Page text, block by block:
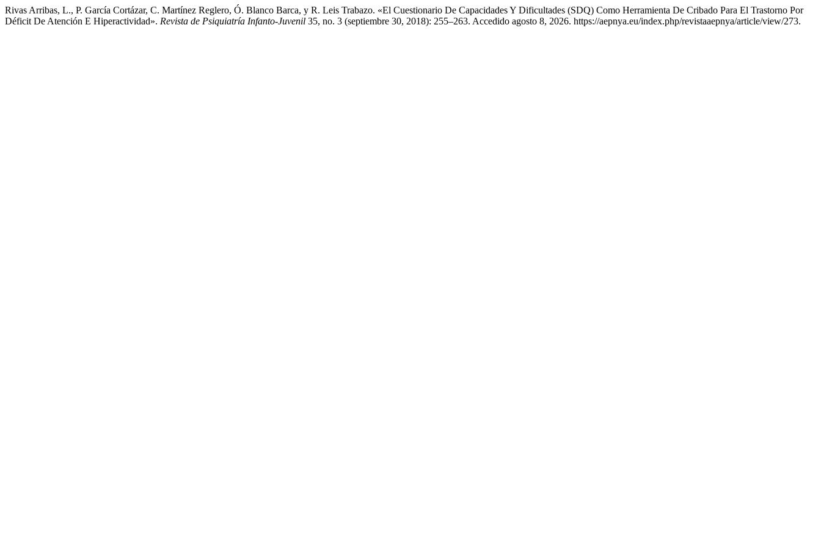
Rivas Arribas, L., P. García Cortázar, C. Martínez Reglero, Ó. Blanco Barca, y R. Leis Trabazo. «El Cuestionario De Capacidades Y Dificultades (SDQ) Como Herramienta De Cribado Para El Trastorno Por
Déficit De Atención E Hiperactividad». Revista de Psiquiatría Infanto-Juvenil 35, no. 3 (septiembre 30, 2018): 255–263. Accedido agosto 8, 2026. https://aepnya.eu/index.php/revistaaepnya/article/view/273.